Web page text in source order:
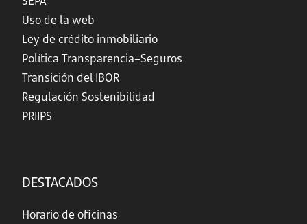
Uso de la web
Ley de crédito inmobiliario
Política Transparencia–Seguros
Transición del IBOR
Regulación Sostenibilidad
PRIIPS
DESTACADOS
Horario de oficinas